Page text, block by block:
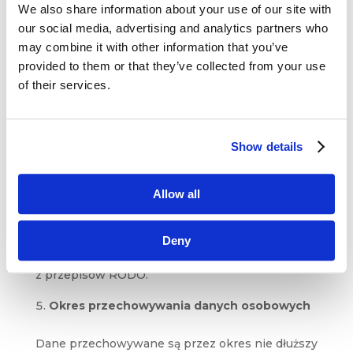
We also share information about your use of our site with
our social media, advertising and analytics partners who
may combine it with other information that you’ve
provided to them or that they’ve collected from your use
of their services.
Show details
Allow all
Deny
Dostawcom usług technicznych (hosting,
Firmom świadczącym usługi mailingowe
Organom publicznym na ich żądanie
na podstawie obowiązujących przepisów
Administrator nie przekazuje danych osobowych
poza obszar Unii Europejskiej, chyba
że wcześniej poinformuje o tym Użytkownika
z przepisów RODO.
Okres przechowywania danych osobowych
Dane przechowywane są przez okres nie dłuższy